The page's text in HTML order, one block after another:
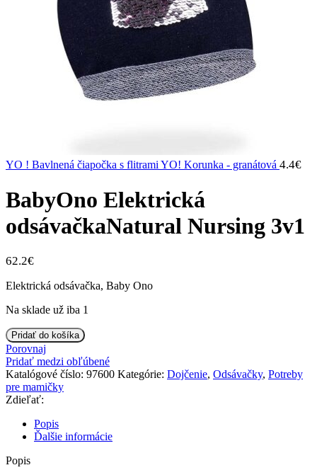
YO ! Bavlnená čiapočka s flitrami YO! Korunka - granátová 4.4€
BabyOno Elektrická
odsávačkaNatural Nursing 3v1
62.2€
Elektrická odsávačka, Baby Ono
Na sklade už iba 1
množstvo
BabyOno
Elektrická
odsávačkaNatural
Nursing
3v1
Pridať do košíka
Porovnaj
Pridať medzi obľúbené
Katalógové číslo: 97600 Kategórie: Dojčenie, Odsávačky, Potreby
pre mamičky
Zdieľať:
Popis
Ďalšie informácie
Popis